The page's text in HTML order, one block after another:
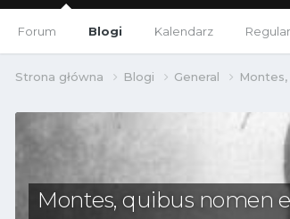
Forum Blogi Kalendarz
Strona główna Blogi General
Montes, quibus nomen